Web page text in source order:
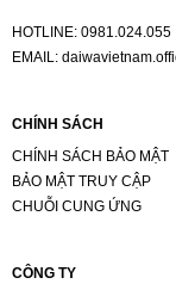
HOTLINE: 0981.024.055
EMAIL:
CHÍNH SÁCH
CHÍNH SÁCH BẢO MẬT
BẢO MẬT TRUY CẬP
CHUỖI CUNG ỨNG
CÔNG TY